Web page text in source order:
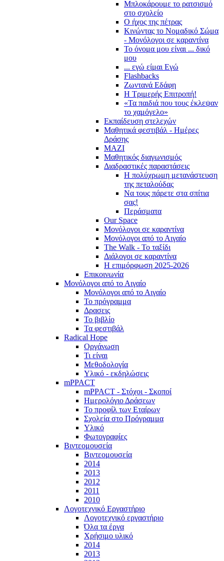
Μπλοκάρουμε το ρατσισμό
στο σχολείο
Ο ήχος της πέτρας
Κινώντας το Νομαδικό Σώμα
- Μονόλογοι σε καραντίνα
Το όνομα μου είναι ... δικό
μου
... εγώ είμαι Εγώ
Flashbacks
Ζωντανά Εδάφη
Η Τριμερής Επιτροπή!
«Τα παιδιά που τους έκλεψαν
το χαμόγελο»
Εκπαίδευση στελεχών
Μαθητικά φεστιβάλ - Ημέρες
Δράσης
ΜΑΖΙ
Μαθητικός διαγωνισμός
Διαδραστικές παραστάσεις
Η πολύχρωμη μετανάστευση
της πεταλούδας
Να τους πάρετε στα σπίτια
σας!
Περάσματα
Our Space
Μονόλογοι σε καραντίνα
Μονόλογοι από το Αιγαίο
The Walk - Το ταξίδι
Διάλογοι σε καραντίνα
Η επιμόρφωση 2025-2026
Επικοινωνία
Μονόλογοι από το Αιγαίο
Μονόλογοι από το Αιγαίο
Το πρόγραμμα
Δρασεις
Το βιβλίο
Τα φεστιβάλ
Radical Hope
Οργάνωση
Τι είναι
Μεθοδολογία
Υλικό - εκδηλώσεις
mPPACT
mPPACT - Στόχοι - Σκοποί
Ημερολόγιο Δράσεων
Το προφίλ των Εταίρων
Σχολεία στο Πρόγραμμα
Υλικό
Φωτογραφίες
Βιντεομουσεία
Βιντεομουσεία
2014
2013
2012
2011
2010
Λογοτεχνικό Εργαστήριο
Λογοτεχνικό εργαστήριο
Όλα τα έργα
Χρήσιμο υλικό
2014
2013